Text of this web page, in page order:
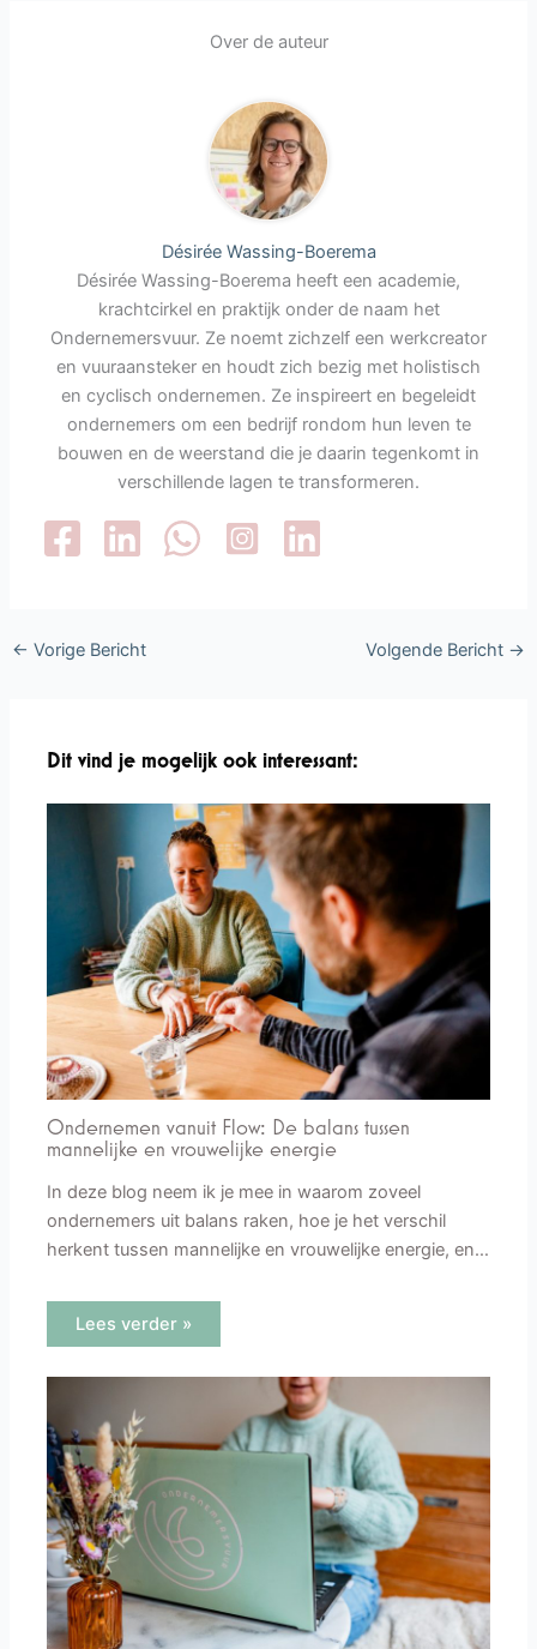
Over de auteur
Désirée Wassing-Boerema
Désirée Wassing-Boerema heeft een academie,
krachtcirkel en praktijk onder de naam het
Ondernemersvuur. Ze noemt zichzelf een werkcreator
en vuuraansteker en houdt zich bezig met holistisch
en cyclisch ondernemen. Ze inspireert en begeleidt
ondernemers om een bedrijf rondom hun leven te
bouwen en de weerstand die je daarin tegenkomt in
verschillende lagen te transformeren.
← Vorige Bericht Volgende Bericht →
Dit vind je mogelijk ook interessant:
Ondernemen vanuit Flow: De balans tussen
mannelijke en vrouwelijke energie
In deze blog neem ik je mee in waarom zoveel
ondernemers uit balans raken, hoe je het verschil
herkent tussen mannelijke en vrouwelijke energie, en…
Lees verder »